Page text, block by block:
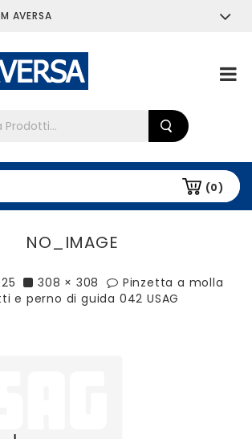
AVERSA
(0)
NO_IMAGE
308 × 308
Pinzetta a molla
e perno di guida 042 USAG